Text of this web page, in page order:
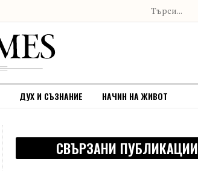
ДУХ И СЪЗНАНИЕ НАЧИН НА ЖИВОТ
СВЪРЗАНИ ПУБЛИКАЦИИ